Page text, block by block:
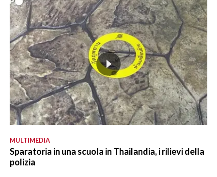
MULTIMEDIA
Sparatoria in una scuola in Thailandia, i rilievi della
polizia